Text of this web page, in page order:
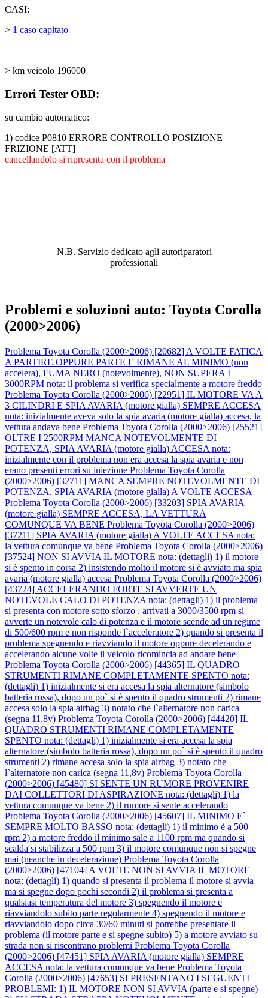
CASI:
> 1 caso capitato
> km veicolo 196000
Errori Tester OBD:
su cambio automatico:
1) codice P0810 ERRORE CONTROLLO POSIZIONE
FRIZIONE [ATT]
cancellandolo si ripresenta con il problema
N.B. Servizio dedicato agli autoriparatori
professionali
Problemi e soluzioni auto: Toyota Corolla
(2000>2006)
Problema Toyota Corolla (2000>2006) [20682] A VOLTE FATICA
A PARTIRE OPPURE PARTE E RIMANE AL MINIMO (non
accelera), FUMA NERO (notevolmente), NON SUPERA I
3000RPM nota: il problema si verifica specialmente a motore freddo
Problema Toyota Corolla (2000>2006) [22951] IL MOTORE VA A
3 CILINDRI E SPIA AVARIA (motore gialla) SEMPRE ACCESA
nota: inizialmente aveva solo la spia avaria (motore gialla) accesa, la
vettura andava bene Problema Toyota Corolla (2000>2006) [25521]
OLTRE I 2500RPM MANCA NOTEVOLMENTE DI
POTENZA, SPIA AVARIA (motore gialla) ACCESA nota:
inizialmente con il problema non era accesa la spia avaria e non
erano presenti errori su iniezione Problema Toyota Corolla
(2000>2006) [32711] MANCA SEMPRE NOTEVOLMENTE DI
POTENZA, SPIA AVARIA (motore gialla) A VOLTE ACCESA
Problema Toyota Corolla (2000>2006) [33203] SPIA AVARIA
(motore gialla) SEMPRE ACCESA, LA VETTURA
COMUNQUE VA BENE Problema Toyota Corolla (2000>2006)
[37211] SPIA AVARIA (motore gialla) A VOLTE ACCESA nota:
la vettura comunque va bene Problema Toyota Corolla (2000>2006)
[37524] NON SI AVVIA IL MOTORE nota: (dettagli) 1) il motore
si è spento in corsa 2) insistendo molto il motore si è avviato ma spia
avaria (motore gialla) accesa Problema Toyota Corolla (2000>2006)
[43724] ACCELERANDO FORTE SI AVVERTE UN
NOTEVOLE CALO DI POTENZA nota: (dettagli) 1) il problema
si presenta con motore sotto sforzo , arrivati a 3000/3500 rpm si
avverte un notevole calo di potenza e il motore scende ad un regime
di 500/600 rpm e non risponde l`acceleratore 2) quando si presenta il
problema spegnendo e riavviando il motore oppure decelerando e
accelerando alcune volte il veicolo ricomincia ad andare bene
Problema Toyota Corolla (2000>2006) [44365] IL QUADRO
STRUMENTI RIMANE COMPLETAMENTE SPENTO nota:
(dettagli) 1) inizialmente si era accesa la spia alternatore (simbolo
batteria rossa), dopo un po` si è spento il quadro strumenti 2) rimane
accesa solo la spia airbag 3) notato che l`alternatore non carica
(segna 11,8v) Problema Toyota Corolla (2000>2006) [44420] IL
QUADRO STRUMENTI RIMANE COMPLETAMENTE
SPENTO nota: (dettagli) 1) inizialmente si era accesa la spia
alternatore (simbolo batteria rossa), dopo un po` si è spento il quadro
strumenti 2) rimane accesa solo la spia airbag 3) notato che
l`alternatore non carica (segna 11,8v) Problema Toyota Corolla
(2000>2006) [45480] SI SENTE UN RUMORE PROVENIRE
DAI COLLETTORI DI ASPIRAZIONE nota: (dettagli) 1) la
vettura comunque va bene 2) il rumore si sente accelerando
Problema Toyota Corolla (2000>2006) [45607] IL MINIMO E`
SEMPRE MOLTO BASSO nota: (dettagli) 1) il minimo è a 500
rpm 2) a motore freddo il minimo sale a 1100 rpm ma quando si
scalda si stabilizza a 500 rpm 3) il motore comunque non si spegne
mai (neanche in decelerazione) Problema Toyota Corolla
(2000>2006) [47104] A VOLTE NON SI AVVIA IL MOTORE
nota: (dettagli) 1) quando si presenta il problema il motore si avvia
ma si spegne dopo pochi secondi 2) il problema si presenta a
qualsiasi temperatura del motore 3) spegnendo il motore e
riavviandolo subito parte regolarmente 4) spegnendo il motore e
riavviandolo dopo circa 30/60 minuti si potrebbe presentare il
problema (il motore parte e si spegne subito) 5) a motore avviato su
strada non si riscontrano problemi Problema Toyota Corolla
(2000>2006) [47451] SPIA AVARIA (motore gialla) SEMPRE
ACCESA nota: la vettura comunque va bene Problema Toyota
Corolla (2000>2006) [47653] SI PRESENTANO I SEGUENTI
PROBLEMI: 1) IL MOTORE NON SI AVVIA (parte e si spegne)